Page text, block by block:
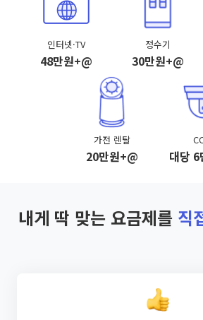
인터넷·TV
48만원+@
정수기
30만원+@
가전 렌탈
20만원+@ 대당
내게 딱 맞는 요금제를 직